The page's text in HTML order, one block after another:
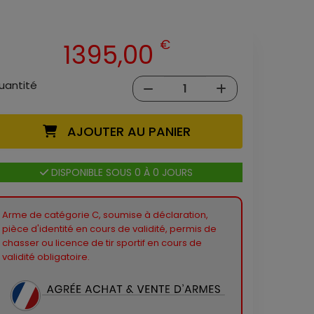
1395,00 €
AJOUTER AU PANIER
DISPONIBLE SOUS 0 À 0 JOURS
Arme de catégorie C, soumise à déclaration,
pièce d'identité en cours de validité, permis de
chasser ou licence de tir sportif en cours de
validité obligatoire.